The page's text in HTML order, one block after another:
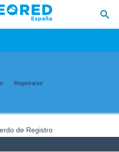
Registrarse
de Registro